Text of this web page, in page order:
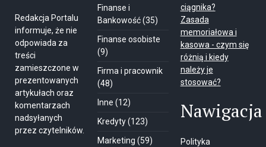
Redakcja Portalu
informuje, że nie
odpowiada za
treści
zamieszczone w
prezentowanych
artykułach oraz
komentarzach
nadsyłanych
przez czytelników.
Finanse i
Bankowość(35)
Finanse osobiste
(9)
Firma i pracownik
(48)
Inne (12)
Kredyty(123)
Marketing (59)
ciągnika?
Zasada
memoriałowa i
kasowa - czym się
różnią i kiedy
należy je
stosować?
Nawigacja
Polityka